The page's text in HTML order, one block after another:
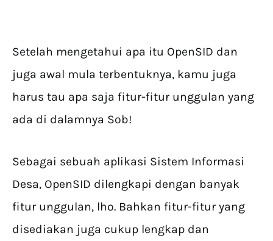
Setelah mengetahui apa itu OpenSID dan
juga awal mula terbentuknya, kamu juga
harus tau apa saja fitur-fitur unggulan yang
ada di dalamnya Sob!
Sebagai sebuah aplikasi Sistem Informasi
Desa, OpenSID dilengkapi dengan banyak
fitur unggulan, lho. Bahkan fitur-fitur yang
disediakan juga cukup lengkap dan